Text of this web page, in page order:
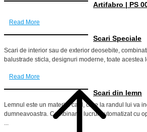
Artifabro | PS
Read More
Scari Speciale
Scari de interior sau de exterior deosebite,
balustrade sticla, designuri moderne, toate acestea
Read More
Scari din lemn
Lemnul este un material cald, care la randul lui va
dumneavoastra. Combinand lucrul automatizat cu
...